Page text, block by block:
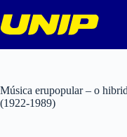
para
o
Música erupopular – o
(1922-1989)